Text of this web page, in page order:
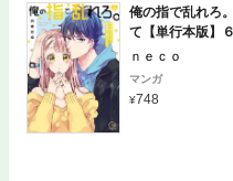
俺の指で乱れろ
て【単行本版】
ｎｅｃｏ
マンガ
748